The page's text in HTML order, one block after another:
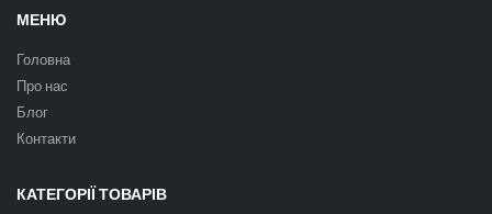
МЕНЮ
Головна
Про нас
Блог
Контакти
КАТЕГОРІЇ ТОВАРІВ